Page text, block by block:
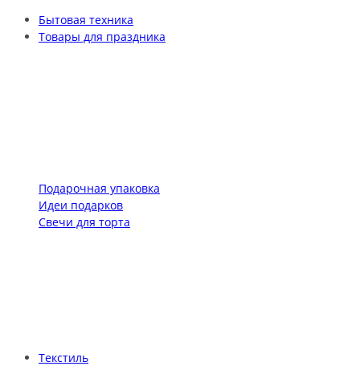
Бытовая техника
Товары для праздника
Подарочная упаковка
Идеи подарков
Свечи для торта
Текстиль